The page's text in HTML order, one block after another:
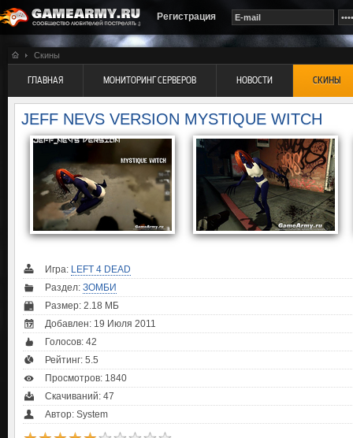
Регистрация
Скины
ГЛАВНАЯ МОНИТОРИНГ СЕРВЕРОВ НОВОСТИ СКИНЫ
JEFF NEVS VERSION MYSTIQUE WITCH
Игра: LEFT 4 DEAD
Раздел: ЗОМБИ
Размер: 2.18 МБ
Добавлен: 19 Июля 2011
Голосов: 42
Рейтинг: 5.5
Просмотров: 1840
Скачиваний: 47
Автор: System